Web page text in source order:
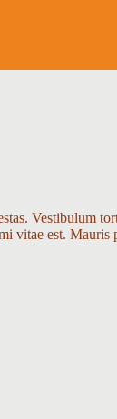
Vestibulum
vitae est. Mauris